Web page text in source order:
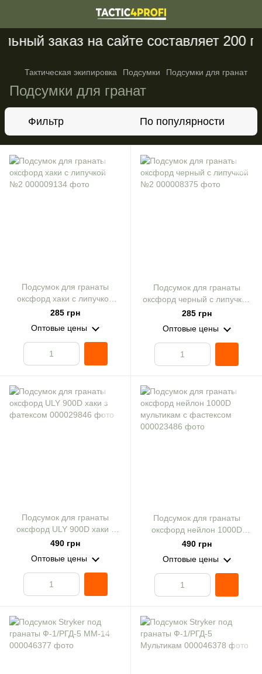
заказ на сайте составляет 200 грн
Тактическая экипировка Подсумки Подсумки для гранат
Подсумки для гранат
Фильтр По популярности
Подсумок для гранаты
оксфорд хаки с липучкой
№2
285 грн
Оптовые цены
Подсумок для гранаты
оксфорд черный с липучкой
№2
285 грн
Оптовые цены
Подсумок для гранаты
оксфорд ULY 900D хаки з
фатексом
490 грн
Оптовые цены
Подсумок для гранаты
оксфорд нейлон 1000D
мультикам с фастексом
490 грн
Оптовые цены